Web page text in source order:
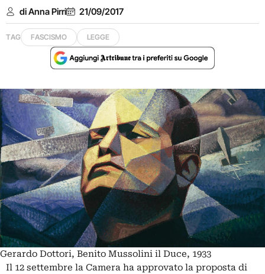
di Anna Pirri 21/09/2017
TAG FASCISMO LEGGE
Gerardo Dottori, Benito Mussolini il Duce, 1933
Il 12 settembre la Camera ha approvato la proposta di